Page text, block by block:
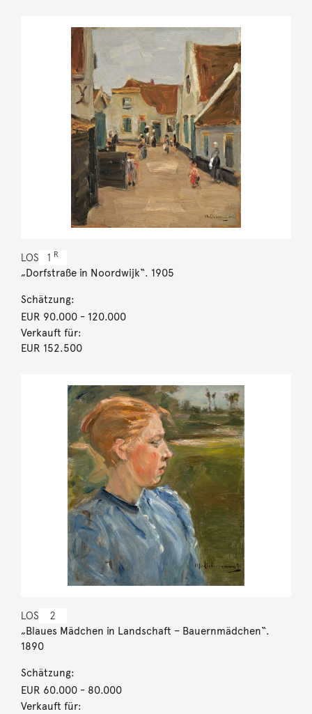
LOS 1 R
„Dorfstraße in Noordwijk“. 1905
Schätzung:
EUR 90.000- 120.000
Verkauft für:
EUR 152.500
LOS 2
„Blaues Mädchen in Landschaft – Bauernmädchen“.
1890
Schätzung:
EUR 60.000- 80.000
Verkauft für: